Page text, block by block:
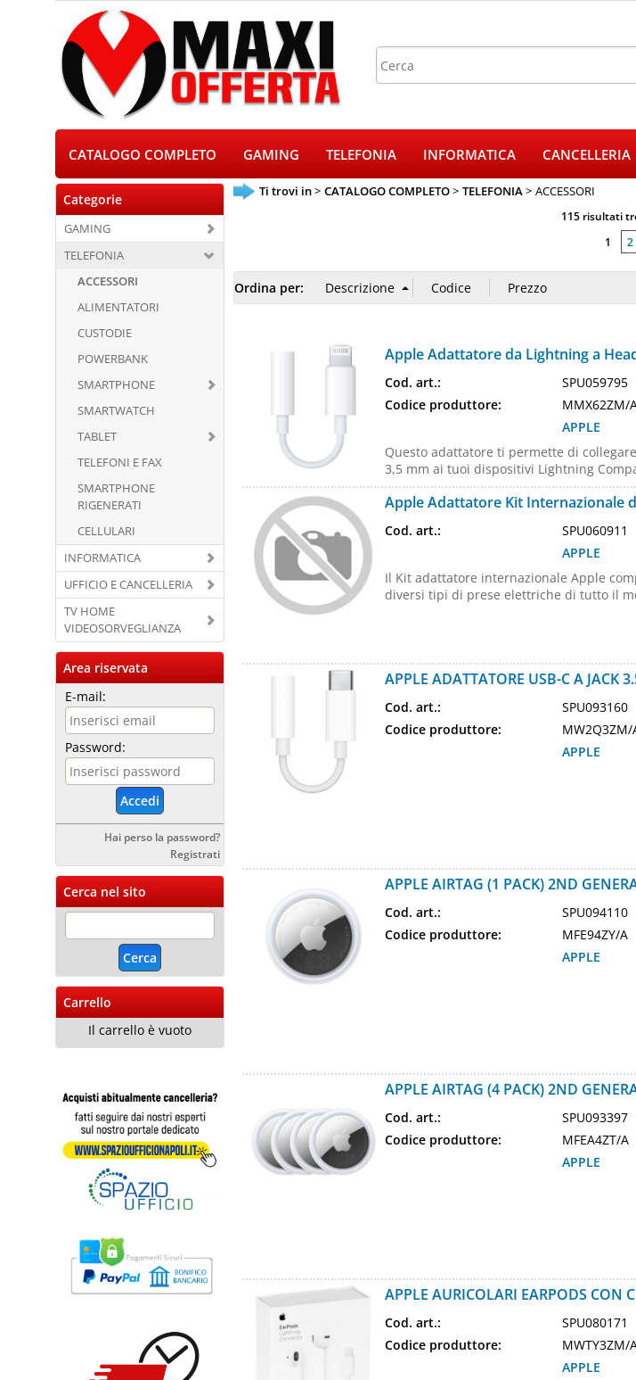
CATALOGO COMPLETO GAMING TELEFONIA INFORMATICA CANCELLERIA
Categorie
GAMING
TELEFONIA
ACCESSORI
ALIMENTATORI
CUSTODIE
POWERBANK
SMARTPHONE
SMARTWATCH
TABLET
TELEFONI E FAX
SMARTPHONE
RIGENERATI
CELLULARI
INFORMATICA
UFFICIO E CANCELLERIA
TV HOME
VIDEOSORVEGLIANZA
Area riservata
E-mail:
Password:
Hai perso la password?
Registrati
Cerca nel sito
Carrello
Il carrello è vuoto
Ti trovi in CATALOGO COMPLETO TELEFONIA ACCESSORI
115 risultati
1
2
Ordina per:
Apple Adattatore da Lightning a
Cod. art.:
SPU059795
Codice produttore:
MMX62ZM/
APPLE
Questo adattatore ti permette di
3,5 mm ai tuoi dispositivi Lightning
Apple Adattatore Kit Internazionale
Cod. art.:
SPU060911
APPLE
Il Kit adattatore internazionale Apple
diversi tipi di prese elettriche di tutto il
APPLE ADATTATORE USB-C A JACK
Cod. art.:
SPU093160
Codice produttore:
MW2Q3ZM/
APPLE
APPLE AIRTAG (1 PACK) 2ND
Cod. art.:
SPU094110
Codice produttore:
MFE94ZY/A
APPLE
APPLE AIRTAG (4 PACK) 2ND
Cod. art.:
SPU093397
Codice produttore:
MFEA4ZT/A
APPLE
APPLE AURICOLARI EARPODS CON
Cod. art.:
SPU080171
Codice produttore:
MWTY3ZM/
APPLE